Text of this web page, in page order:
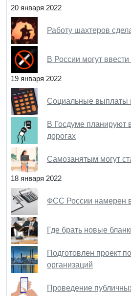
20 января 2022
Работу шахтеров
В России могут
19 января 2022
Социальные выплаты
В Госдуме планируют
дорогах
Самозанятым могут
18 января 2022
ФСС России намерен
Где брать новые
Подготовлен проект
организаций
Проведение